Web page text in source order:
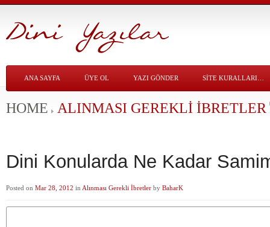
ANA SAYFA ÜYE OL YAZI GÖNDER SITE KURALLARI…
HOME ALINMASI GEREKLI İBRETLER
Dini Konularda Ne Kadar
Posted on Mar 28, 2012 in Alınması Gerekli İbretler by BaharK